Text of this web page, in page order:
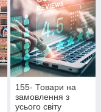
155- Товари на
замовлення з
усього світу